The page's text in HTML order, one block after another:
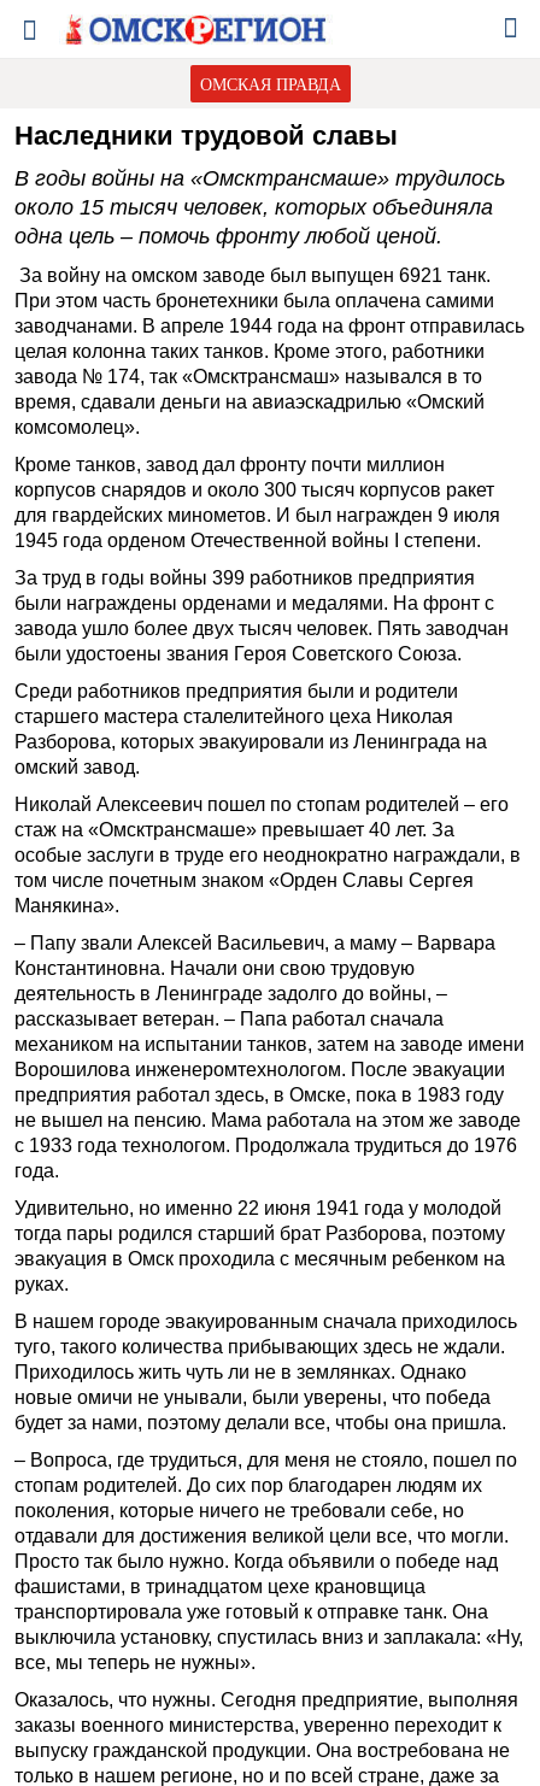
ОМСКАЯ ПРАВДА
Наследники трудовой славы
В годы войны на «Омсктрансмаше» трудилось
около 15 тысяч человек, которых объединяла
одна цель – помочь фронту любой ценой.
За войну на омском заводе был выпущен 6921 танк.
При этом часть бронетехники была оплачена самими
заводчанами. В апреле 1944 года на фронт отправилась
целая колонна таких танков. Кроме этого, работники
завода № 174, так «Омсктрансмаш» назывался в то
время, сдавали деньги на авиаэскадрилью «Омский
комсомолец».
Кроме танков, завод дал фронту почти миллион
корпусов снарядов и около 300 тысяч корпусов ракет
для гвардейских минометов. И был награжден 9 июля
1945 года орденом Оте­чественной войны I степени.
За труд в годы войны 399 работников предприятия
были награждены орденами и медалями. На фронт с
завода ушло более двух тысяч человек. Пять заводчан
были удостоены звания Героя Советского Союза.
Среди работников предприятия были и родители
старшего мастера сталелитейного цеха Николая
Разборова, которых эвакуировали из Ленинграда на
омский завод.
Николай Алексеевич пошел по стопам родителей – его
стаж на «Омсктрансмаше» превышает 40 лет. За
особые заслуги в труде его неоднократно награждали, в
том числе почетным знаком «Орден Славы Сергея
Манякина».
– Папу звали Алексей Васильевич, а маму – Варвара
Константиновна. Начали они свою трудовую
деятельность в Ленинграде задолго до войны, –
рассказывает ветеран. – Папа работал сначала
механиком на испытании танков, затем на заводе имени
Ворошилова инженером­технологом. После эвакуации
предприятия работал здесь, в Омске, пока в 1983 году
не вышел на пенсию. Мама работала на этом же заводе
с 1933 года технологом. Продолжала трудиться до 1976
года.
Удивительно, но именно 22 июня 1941 года у молодой
тогда пары родился старший брат Разборова, поэтому
эвакуация в Омск проходила с месячным ребенком на
руках.
В нашем городе эвакуированным сначала приходилось
туго, такого количества прибывающих здесь не ждали.
Приходилось жить чуть ли не в землянках. Однако
новые омичи не унывали, были уверены, что победа
будет за нами, поэтому делали все, чтобы она пришла.
– Вопроса, где трудиться, для меня не стояло, пошел по
стопам родителей. До сих пор благодарен людям их
поколения, которые ничего не требовали себе, но
отдавали для достижения великой цели все, что могли.
Просто так было нужно. Когда объявили о победе над
фашистами, в тринадцатом цехе крановщица
транспортировала уже готовый к отправке танк. Она
выключила установку, спустилась вниз и заплакала: «Ну,
все, мы теперь не нужны».
Оказалось, что нужны. Сегодня предприятие, выполняя
заказы военного министерства, уверенно переходит к
выпуску гражданской продукции. Она востребована не
только в нашем регионе, но и по всей стране, даже за